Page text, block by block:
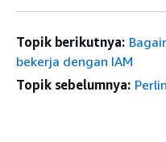
Topik berikutnya:
bekerja dengan IAM
Topik sebelumnya: